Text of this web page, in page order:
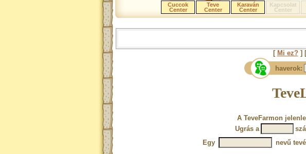
Cuccok
Center
Teve
Center
Karaván
Center
Kapcsolat
Center
[ Mi ez?]
haverok:
A TeveFarmon
Ugrás a
Egy
nevű